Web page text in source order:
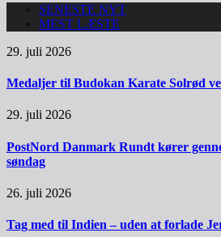
SENESTE NYT
MEST LÆSTE
29. juli 2026
Medaljer til Budokan Karate Solrød
29. juli 2026
PostNord Danmark Rundt kører
søndag
26. juli 2026
Tag med til Indien – uden at forlade